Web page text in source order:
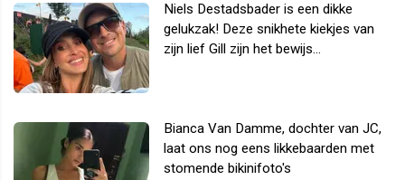
Niels Destadsbader is een dikke
gelukzak! Deze snikhete kiekjes van
zijn lief Gill zijn het bewijs...
Bianca Van Damme, dochter van JC,
laat ons nog eens likkebaarden met
stomende bikinifoto's